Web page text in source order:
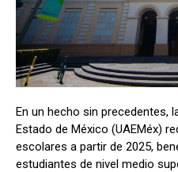
En un hecho sin precedentes,
Estado de México (UAEMéx)
escolares a partir de 2025,
estudiantes de nivel medio